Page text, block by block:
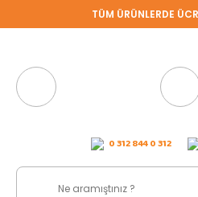
TÜM ÜRÜNLERDE
0 312 844 0 312